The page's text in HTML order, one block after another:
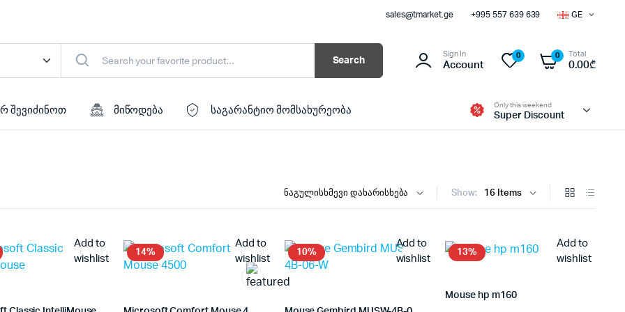
sales@tmarket.ge +995 557 639 639 GE
Search
Sign In
Account
0 0 Total
0.00₾
შევიძინოთ მიწოდება საგარანტიო მომსახურეობა
Only this weekend
Super Discount
Show:
Add to
wishlist
14%
Add to
wishlist
10%
Add to
wishlist
13%
Add to
wishlist
Mouse hp m160